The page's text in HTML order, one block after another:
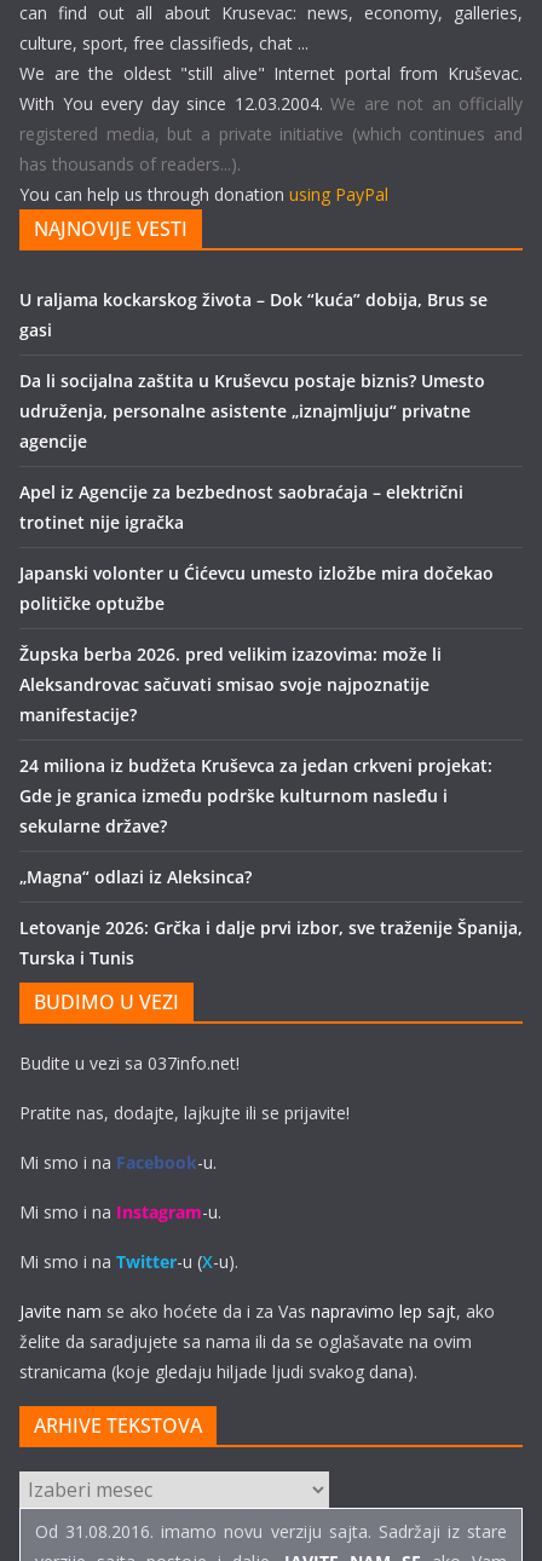
can find out all about Krusevac: news, economy, galleries,
culture, sport, free classifieds, chat ...
We are the oldest "still alive" Internet portal from Kruševac.
With You every day since 12.03.2004. We are not an officially
registered media, but a private initiative (which continues and
has thousands of readers...).
You can help us through donation using PayPal
NAJNOVIJE VESTI
U raljama kockarskog života – Dok “kuća” dobija, Brus se
gasi
Da li socijalna zaštita u Kruševcu postaje biznis? Umesto
udruženja, personalne asistente „iznajmljuju“ privatne
agencije
Apel iz Agencije za bezbednost saobraćaja – električni
trotinet nije igračka
Japanski volonter u Ćićevcu umesto izložbe mira dočekao
političke optužbe
Župska berba 2026. pred velikim izazovima: može li
Aleksandrovac sačuvati smisao svoje najpoznatije
manifestacije?
24 miliona iz budžeta Kruševca za jedan crkveni projekat:
Gde je granica između podrške kulturnom nasleđu i
sekularne države?
„Magna“ odlazi iz Aleksinca?
Letovanje 2026: Grčka i dalje prvi izbor, sve traženije Španija,
Turska i Tunis
BUDIMO U VEZI
Budite u vezi sa 037info.net!
Pratite nas, dodajte, lajkujte ili se prijavite!
Mi smo i na Facebook-u.
Mi smo i na Instagram-u.
Mi smo i na Twitter-u (X-u).
Javite nam se ako hoćete da i za Vas napravimo lep sajt, ako
želite da saradjujete sa nama ili da se oglašavate na ovim
stranicama (koje gledaju hiljade ljudi svakog dana).
ARHIVE TEKSTOVA
ARHIVE
TEKSTOVA
Od 31.08.2016. imamo novu verziju sajta. Sadržaji iz stare